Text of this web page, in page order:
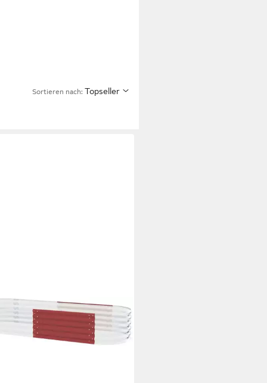
Sortieren nach: Topseller